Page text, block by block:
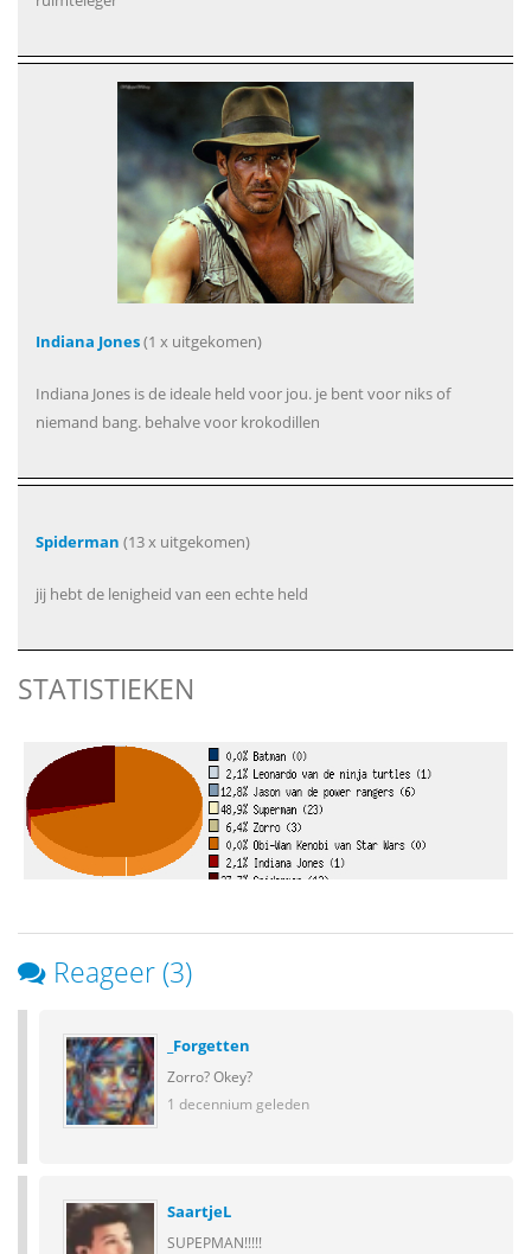
Indiana Jones(1 x uitgekomen)
Indiana Jones is de ideale held voor jou. je bent voor niks of
niemand bang. behalve voor krokodillen
Spiderman (13 x uitgekomen)
jij hebt de lenigheid van een echte held
STATISTIEKEN
Reageer (3)
_Forgetten
Zorro? Okey?
1 decennium geleden
SaartjeL
SUPEPMAN!!!!!